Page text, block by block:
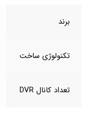
برند
تکنولوژی ساخت
تعداد کانال DVR